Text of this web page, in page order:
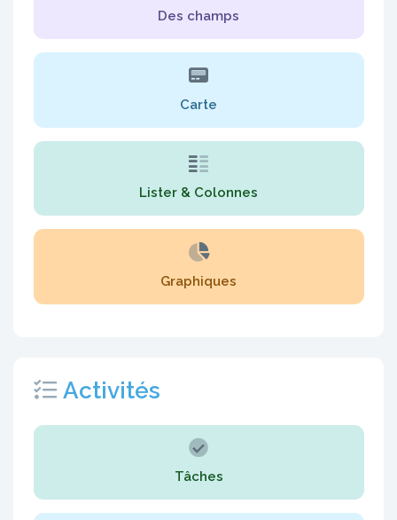
Des champs
Carte
Lister & Colonnes
Graphiques
Activités
Tâches